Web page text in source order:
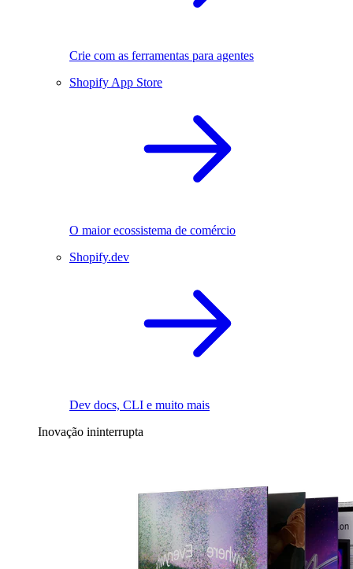
Crie com as ferramentas para agentes
Shopify App Store
O maior ecossistema de comércio
Shopify.dev
Dev docs, CLI e muito mais
Inovação ininterrupta